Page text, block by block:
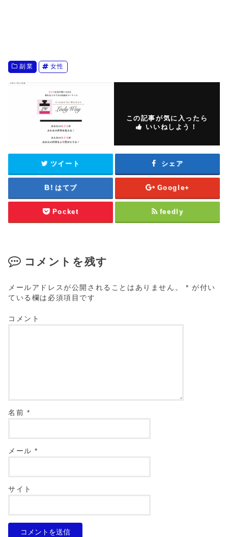
副業 女性
この記事が気に入ったら
いいねしよう！
ツイート シェア
はてブ Google+
Pocket feedly
コメントを残す
メールアドレスが公開されることはありません。 * が付い
ている欄は必須項目です
コメント
名前 *
メール*
サイト